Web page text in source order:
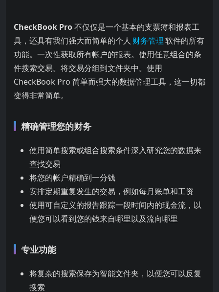
CheckBook Pro不仅仅是一个基本的支票簿和报表工
具，还具有我们强大而简单的个人 财务管理软件的所有
功能。一次性获取所有帐户的报表。使用任意组合的条
件搜索交易。将交易分组到文件夹中。使用
CheckBook Pro 简单而强大的数据管理工具，这一切都
变得非常简单。
精确管理您的财务
使用简单搜索或组合搜索条件深入研究您的数据来
查找交易
将您的帐户精确到一分钱
安排定期重复发生的交易，例如每月账单和工资
使用可自定义的报告跟踪一段时间内的现金流，以
便您可以看到您的钱来自哪里以及流向哪里
专业功能
将复杂的搜索保存为智能文件夹，以便您可以反复
搜索